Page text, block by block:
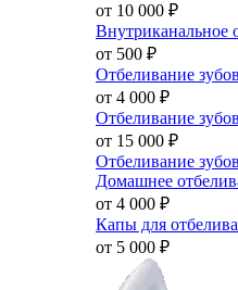
от 10 000 ₽
Внутриканальное
от 500 ₽
Отбеливание
от 4 000 ₽
Отбеливание
от 15 000 ₽
Отбеливание
Домашнее
от 4 000 ₽
Капы для
от 5 000 ₽